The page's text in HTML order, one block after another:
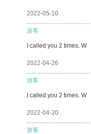
2022-05-10
游客
I called you 2 times. W
2022-04-26
游客
I called you 2 times. W
2022-04-20
游客